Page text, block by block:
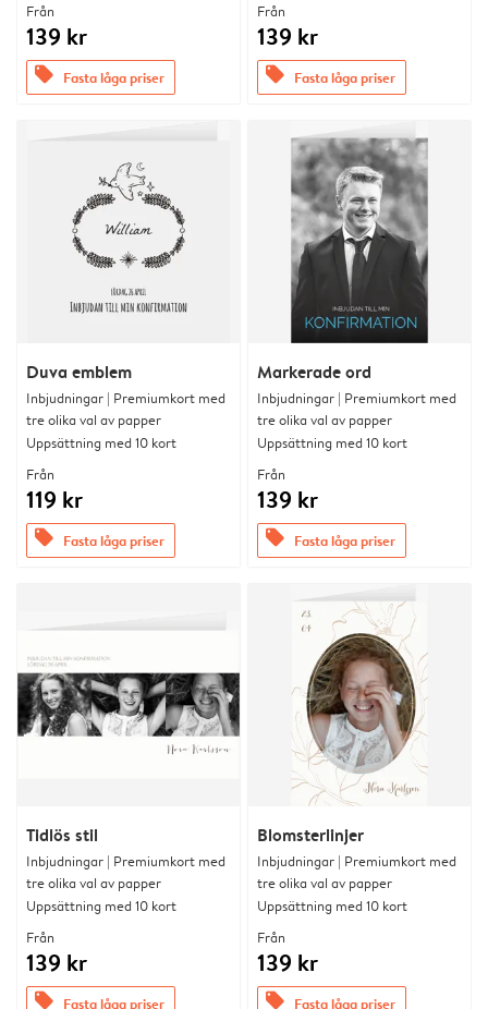
Från
139 kr
offers Fasta låga priser
Från
139 kr
offers Fasta låga priser
Duva emblem
Inbjudningar | Premiumkort med
tre olika val av papper
Uppsättning med 10 kort
Från
119 kr
offers Fasta låga priser
Markerade ord
Inbjudningar | Premiumkort med
tre olika val av papper
Uppsättning med 10 kort
Från
139 kr
offers Fasta låga priser
Tidlös stil
Inbjudningar | Premiumkort med
tre olika val av papper
Uppsättning med 10 kort
Från
139 kr
offers Fasta låga priser
Blomsterlinjer
Inbjudningar | Premiumkort med
tre olika val av papper
Uppsättning med 10 kort
Från
139 kr
offers Fasta låga priser